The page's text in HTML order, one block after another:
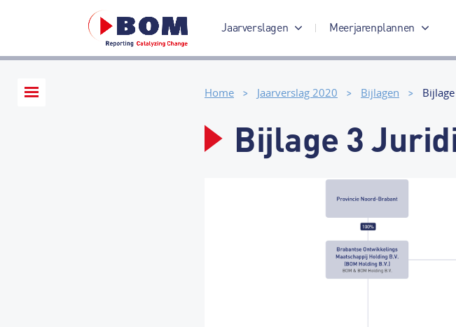
Jaarverslagen
Jaarverslag 2017
Meerjarenplannen
Meerjarenplan 2017-2020
Home Jaarverslag 2020 Bijlagen
Bijlage 3